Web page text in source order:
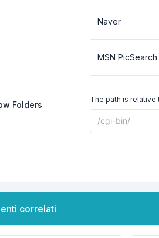
Naver
MSN PicSearch
Folders
The path is relative
correlati